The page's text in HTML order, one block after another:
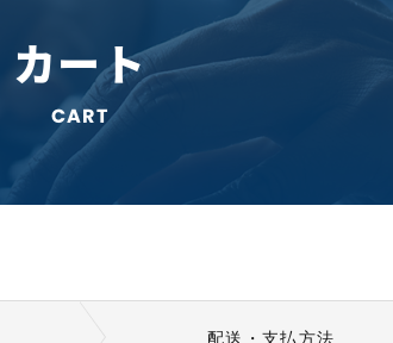
カート
CART
配送・支払方法